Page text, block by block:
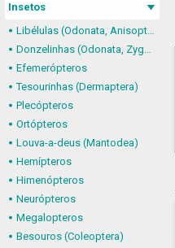
Insetos
Libélulas (Odonata, Anisoptera)
Donzelinhas (Odonata, Zygoptera)
Efemerópteros
Tesourinhas (Dermaptera)
Plecópteros
Ortópteros
Louva-a-deus (Mantodea)
Hemípteros
Himenópteros
Neurópteros
Megalopteros
Besouros (Coleoptera)